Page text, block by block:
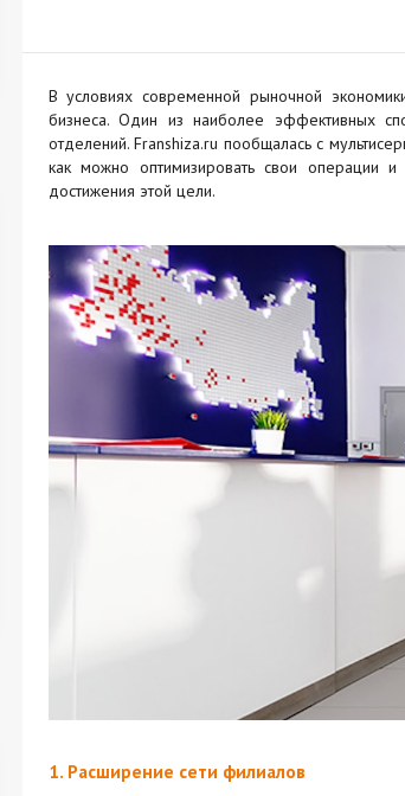
В условиях современной рыночной
бизнеса. Один из наиболее эффективных
отделений. Franshiza.ru пообщалась с
как можно оптимизировать свои операции
достижения этой цели.
1. Расширение сети филиалов